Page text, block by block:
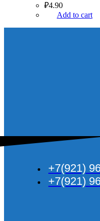
₽4.90
Add to cart
+7(921)
+7(921)